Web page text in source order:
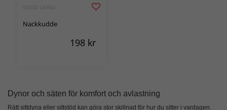
GOOD LIVING
Nackkudde
198 kr
Dynor och säten för komfort och avlastning
Rätt sittdyna eller sittstöd kan göra stor skillnad för hur du sitter i vardagen.